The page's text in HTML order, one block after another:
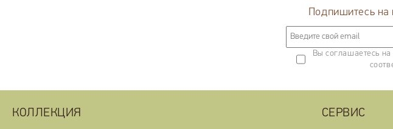
Подпишитесь на
Вы соглашаетесь
КОЛЛЕКЦИЯ СЕРВИС